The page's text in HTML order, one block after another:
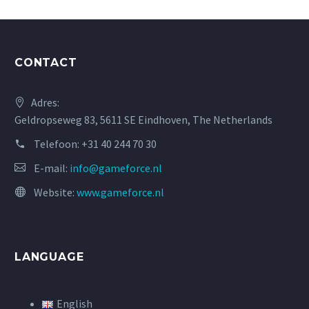
CONTACT
Adres:
Geldropseweg 83, 5611 SE Eindhoven, The Netherlands
Telefoon: +31 40 244 70 30
E-mail: info@gameforce.nl
Website: www.gameforce.nl
LANGUAGE
English